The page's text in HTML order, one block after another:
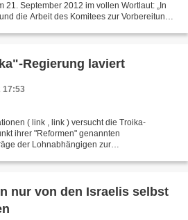
21. September 2012 im vollen Wortlaut: „In
die Arbeit des Komitees zur Vorbereitung
Regierung laviert
17:53
( link , link ) versucht die Troika-
ihrer "Reformen" genannten
der Lohnabhängigen zur
nur von den Israelis selbst